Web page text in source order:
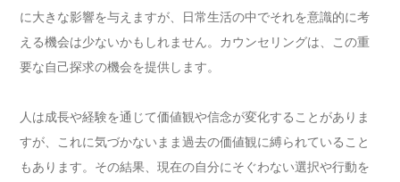
に大きな影響を与えますが、日常生活の中でそれを意識的に考
える機会は少ないかもしれません。カウンセリングは、この重
要な自己探求の機会を提供します。
人は成長や経験を通じて価値観や信念が変化することがありま
すが、これに気づかないまま過去の価値観に縛られていること
もあります。その結果、現在の自分にそぐわない選択や行動を